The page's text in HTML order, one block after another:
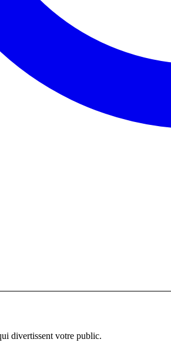
divertissent votre public.